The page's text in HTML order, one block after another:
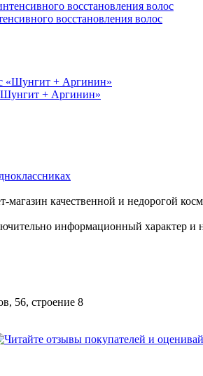
восстановления волос
+ Аргинин»
магазин качественной и недорогой
информационный характер
56, строение 8